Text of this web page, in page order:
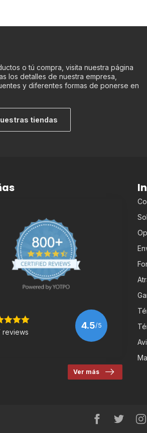
o tú compra, visita nuestra página
los detalles de nuestra empresa,
y diferentes formas de ponerse en
tiendas
reviews
4.5/5
Ver más